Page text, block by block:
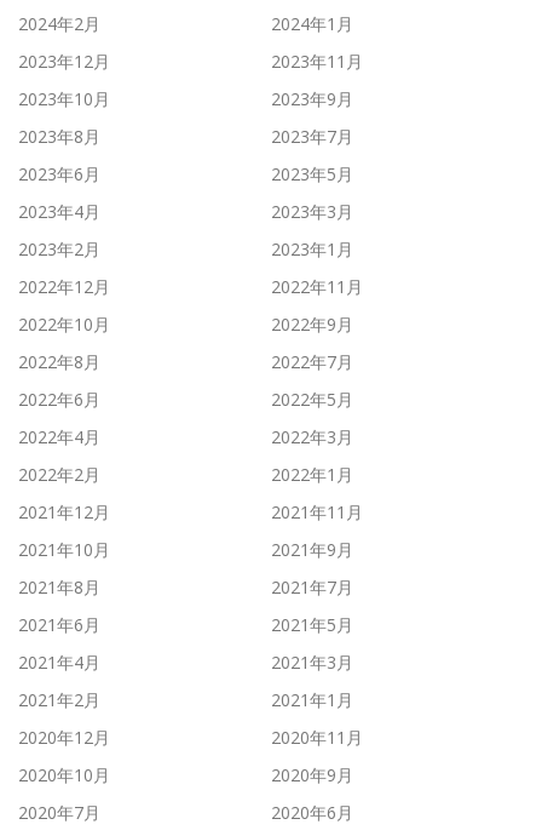
2024年2月
2024年1月
2023年12月
2023年11月
2023年10月
2023年9月
2023年8月
2023年7月
2023年6月
2023年5月
2023年4月
2023年3月
2023年2月
2023年1月
2022年12月
2022年11月
2022年10月
2022年9月
2022年8月
2022年7月
2022年6月
2022年5月
2022年4月
2022年3月
2022年2月
2022年1月
2021年12月
2021年11月
2021年10月
2021年9月
2021年8月
2021年7月
2021年6月
2021年5月
2021年4月
2021年3月
2021年2月
2021年1月
2020年12月
2020年11月
2020年10月
2020年9月
2020年7月
2020年6月